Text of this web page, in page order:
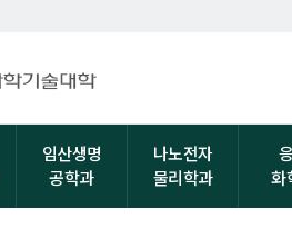
임산생명
공학과
나노전자
물리학과
화